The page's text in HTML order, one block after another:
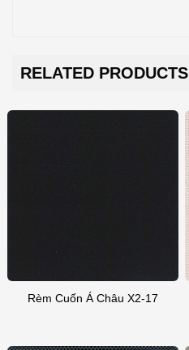
Rèm cuốn này nổi…
RELATED PRODUCTS
Rèm Cuốn Á Châu X2-17